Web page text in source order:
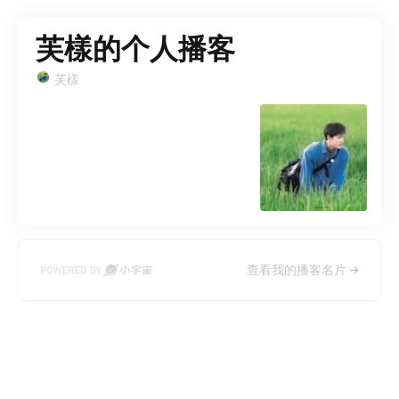
芙樣的个人播客
芙樣
查看我的播客名片